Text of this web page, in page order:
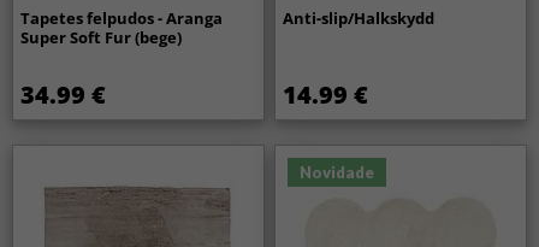
Tapetes felpudos - Aranga
Super Soft Fur (bege)
34.99 €
Anti-slip/Halkskydd
14.99 €
Novidade